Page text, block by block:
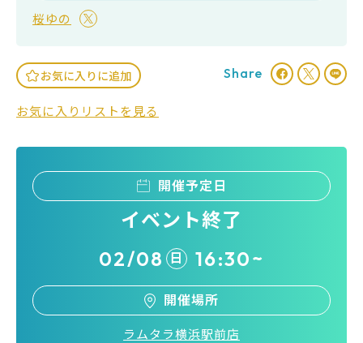
桜ゆの
お気に入りに追加
お気に入りリストを見る
Share
開催予定日
イベント終了
02/08 日 16:30~
開催場所
ラムタラ横浜駅前店